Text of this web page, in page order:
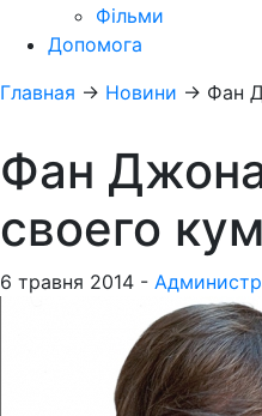
Фільми
Допомога
Главная → Новини → Фан
Фан
своего
6 травня 2014 -